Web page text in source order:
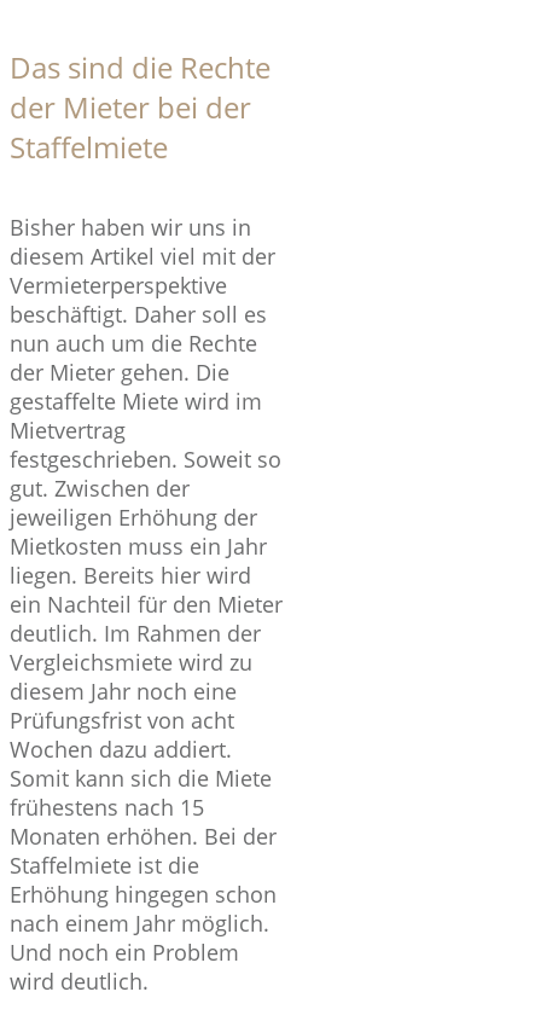
Das sind die Rechte
der Mieter bei der
Staffelmiete
Bisher haben wir uns in
diesem Artikel viel mit der
Vermieterperspektive
beschäftigt. Daher soll es
nun auch um die Rechte
der Mieter gehen. Die
gestaffelte Miete wird im
Mietvertrag
festgeschrieben. Soweit so
gut. Zwischen der
jeweiligen Erhöhung der
Mietkosten muss ein Jahr
liegen. Bereits hier wird
ein Nachteil für den Mieter
deutlich. Im Rahmen der
Vergleichsmiete wird zu
diesem Jahr noch eine
Prüfungsfrist von acht
Wochen dazu addiert.
Somit kann sich die Miete
frühestens nach 15
Monaten erhöhen. Bei der
Staffelmiete ist die
Erhöhung hingegen schon
nach einem Jahr möglich.
Und noch ein Problem
wird deutlich.